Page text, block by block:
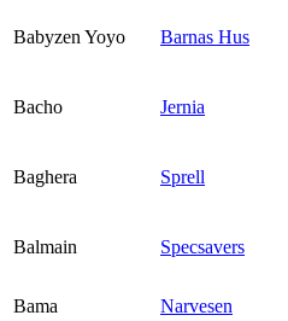
Babyzen Yoyo Barnas Hus
Bacho Jernia
Baghera Sprell
Balmain Specsavers
Bama
Narvesen